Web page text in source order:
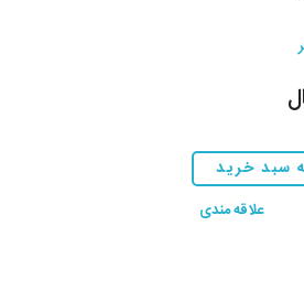
سبد خرید
علاقه مندی